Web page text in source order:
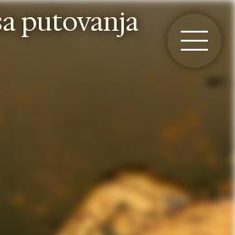
putovanja